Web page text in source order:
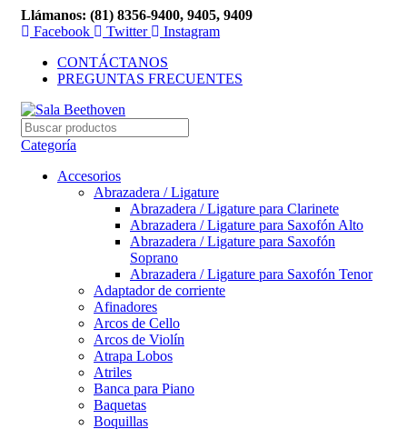
Llámanos: (81) 8356-9400, 9405, 9409
Facebook
Twitter
Instagram
CONTÁCTANOS
PREGUNTAS FRECUENTES
Categoría
Accesorios
Abrazadera / Ligature
Abrazadera / Ligature para Clarinete
Abrazadera / Ligature para Saxofón Alto
Abrazadera / Ligature para Saxofón
Soprano
Abrazadera / Ligature para Saxofón Tenor
Adaptador de corriente
Afinadores
Arcos de Cello
Arcos de Violín
Atrapa Lobos
Atriles
Banca para Piano
Baquetas
Boquillas